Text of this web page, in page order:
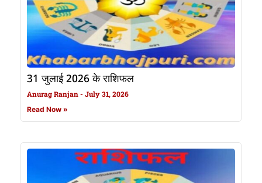
31 जुलाई 2026 के राशिफल
Anurag Ranjan July 31, 2026
Read Now »